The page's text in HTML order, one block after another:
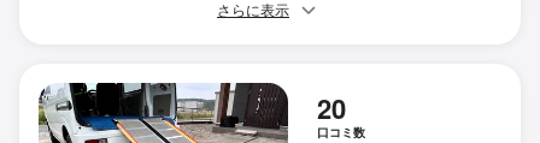
さらに表示
20
口コミ数